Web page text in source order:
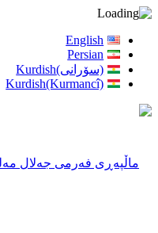
English
Persian
(سۆرانی)Kurdish
Kurdish(Kurmancî)